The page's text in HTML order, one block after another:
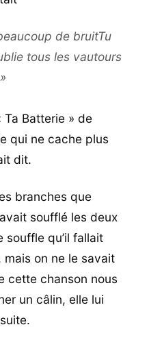
de bruitTu
tous les vautours
Ta Batterie » de
qui ne cache plus
dit.
branches que
soufflé les deux
souffle qu’il fallait
mais on ne le savait
cette chanson nous
un câlin, elle lui